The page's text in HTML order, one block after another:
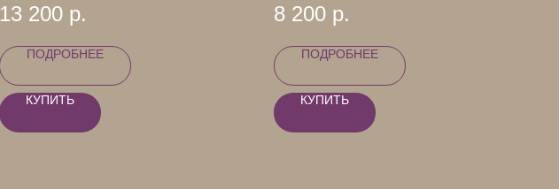
13 200 р.
ПОДРОБНЕЕ
КУПИТЬ
8 200 р.
ПОДРОБНЕЕ
КУПИТЬ